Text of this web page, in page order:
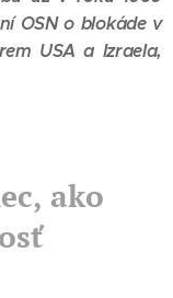
OSN o blokáde v
USA a Izraela,
ako